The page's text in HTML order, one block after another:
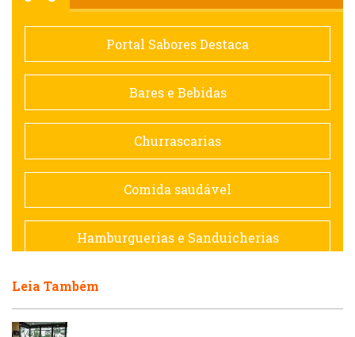
Comida saudável
Contemporânea
Doceria
Espanhola
Francesa
Portal Sabores Destaca
Bares e Bebidas
Churrascarias
Comida saudável
Hamburguerias e Sanduicherias
Leia Também